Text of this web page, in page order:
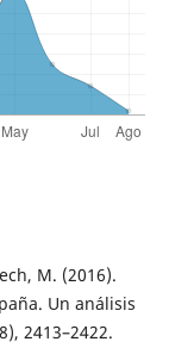
M. (2016).
Un análisis
2413–2422.